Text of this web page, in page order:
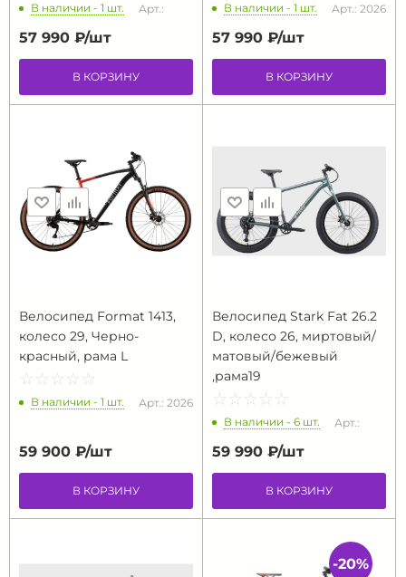
В наличии - 1 шт. Арт.:
57 990 ₽/шт
В КОРЗИНУ
В наличии - 1 шт. Арт.: 2026
57 990 ₽/шт
В КОРЗИНУ
Велосипед Format 1413,
колесо 29, Черно-
красный, рама L
☆ ☆ ☆ ☆ ☆
★ ★ ★ ★ ★
В наличии - 1 шт. Арт.: 2026
59 900 ₽/шт
В КОРЗИНУ
Велосипед Stark Fat 26.2
D, колесо 26, миртовый/
матовый/бежевый
,рама19
☆ ☆ ☆ ☆ ☆
★ ★ ★ ★ ★
В наличии - 6 шт. Арт.:
59 990 ₽/шт
В КОРЗИНУ
-20%